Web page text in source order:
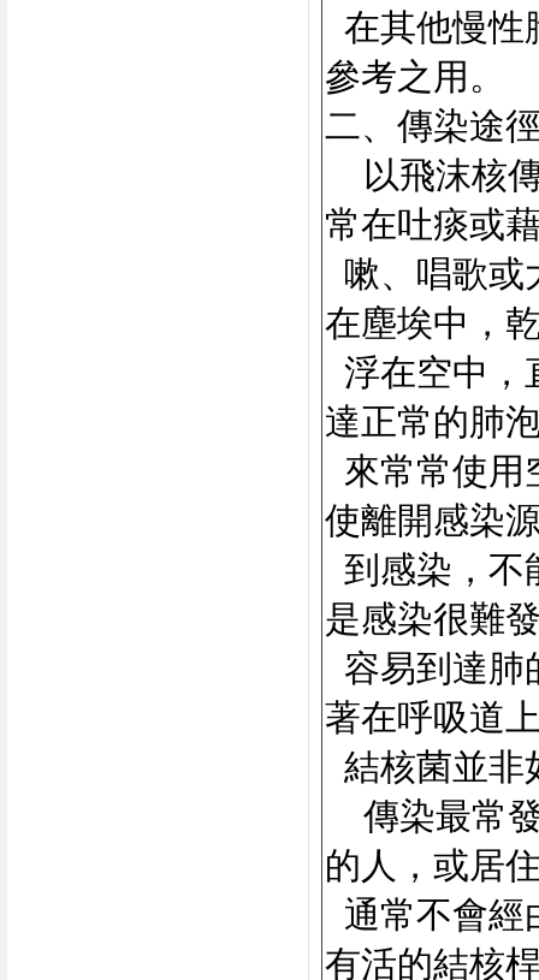
在其他慢性
參考之用。
二、傳染途
以飛沫核
常在吐痰或
嗽、唱歌或
在塵埃中，
浮在空中，
達正常的肺
來常常使用
使離開感染
到感染，不
是感染很難
容易到達肺
著在呼吸道
結核菌並非
傳染最常
的人，或居
通常不會經
有活的結核